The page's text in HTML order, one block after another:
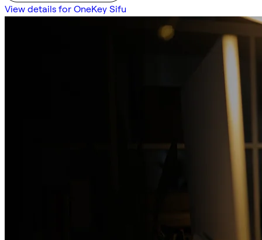
View details for OneKey Sifu